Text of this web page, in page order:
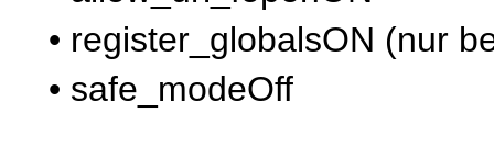
• register_globalsON (nur
• safe_modeOff